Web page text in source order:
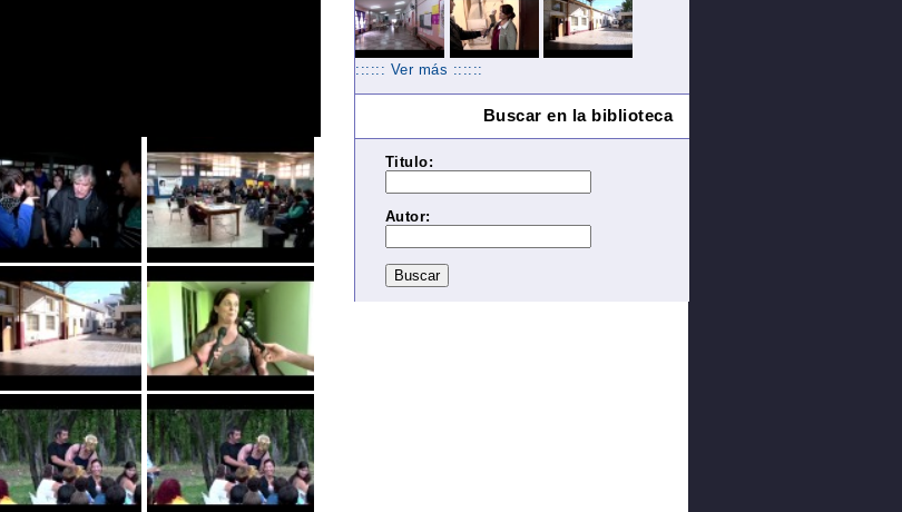
:::::: Ver más ::::::
Buscar en la biblioteca
Titulo:
Autor: